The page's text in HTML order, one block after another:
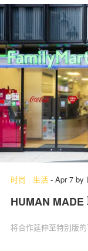
时尚 . 生活 - Apr 7 by
HUMAN MADE
将合作延伸至特别版的